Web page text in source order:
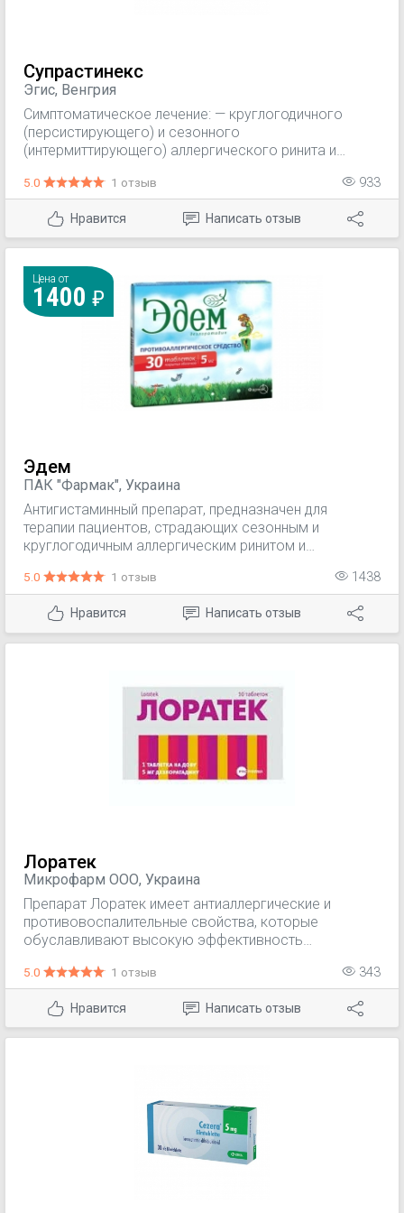
Супрастинекс
Эгис, Венгрия
Симптоматическое лечение: — круглогодичного
(персистирующего) и сезонного
(интермиттирующего) аллергического ринита и
ринорея, слезотечение, гиперемия конъюнктивы); —
сенной лихорадки (поллиноз); — крапивницы, в т.ч.
хронической идиопатической крапивницы (для
таблеток); — отека Квинке (для таблеток); —
зудом и высыпаниями.
5.0 1 отзыв 933
Нравится Написать отзыв
Цена от
1400
Эдем
ПАК "Фармак", Украина
Антигистаминный препарат, предназначен для
терапии пациентов, страдающих сезонным и
круглогодичным аллергическим ринитом и
сопровождаются ринореей, чиханием, гиперемией
слизистой оболочки носа и глаз, слезотечением,
зудом и отеком слизистой оболочки носа.
5.0 1 отзыв 1438
Нравится Написать отзыв
Лоратек
Микрофарм ООО, Украина
Препарат Лоратек имеет антиаллергические и
противовоспалительные свойства, которые
обуславливают высокую эффективность
устраняет как назальные симптомы аллергического
ринита, так и неназальные (зуд и покраснение глаз,
слезотечение, зуд неба, кашель и тому подобное).
Дезлоратадин эффективен также в случае
5.0 1 отзыв 343
Нравится Написать отзыв